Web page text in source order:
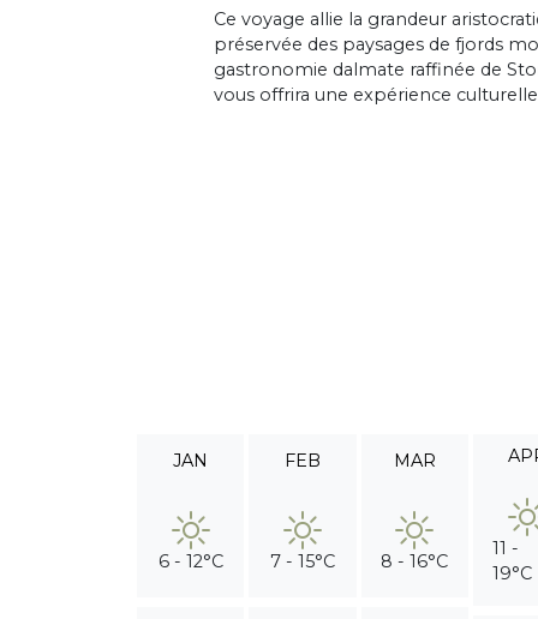
Ce voyage allie la grandeur
préservée des paysages de fjords
gastronomie dalmate raffinée de
vous offrira une expérience
JAN
6 - 12°C
FEB
7 - 15°C
MAR
8 - 16°C
11 -
19°C